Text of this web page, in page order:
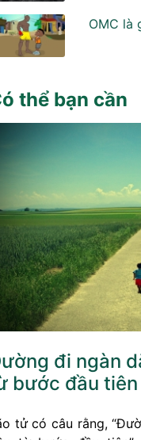
OMC là
thể bạn cần
đi ngàn
bước đầu tiên
tử có câu rằng,